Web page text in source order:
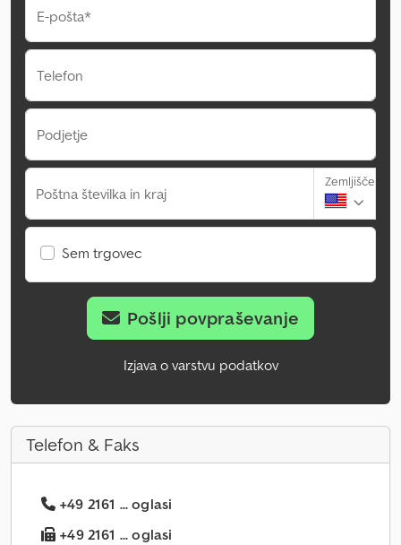
E-pošta*
Telefon
Podjetje
Poštna številka in kraj
Zemljišče
Sem trgovec
Pošlji povpraševanje
Izjava o varstvu podatkov
Telefon & Faks
+49 2161 ... oglasi
+49 2161 ... oglasi